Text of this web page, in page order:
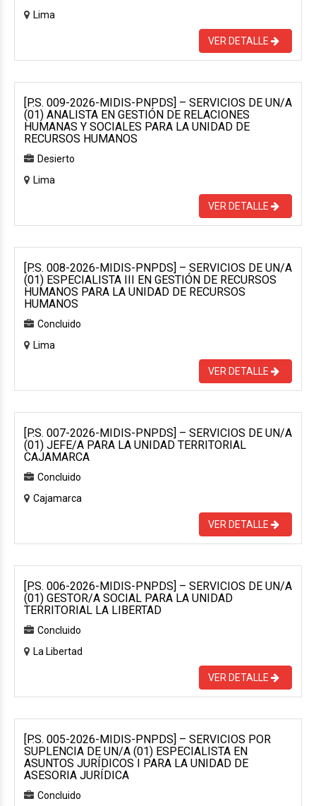
Lima
VER DETALLE
[P.S. 009-2026-MIDIS-PNPDS] – SERVICIOS DE UN/A
(01) ANALISTA EN GESTIÓN DE RELACIONES
HUMANAS Y SOCIALES PARA LA UNIDAD DE
RECURSOS HUMANOS
Desierto
Lima
VER DETALLE
[P.S. 008-2026-MIDIS-PNPDS] – SERVICIOS DE UN/A
(01) ESPECIALISTA III EN GESTIÓN DE RECURSOS
HUMANOS PARA LA UNIDAD DE RECURSOS
HUMANOS
Concluido
Lima
VER DETALLE
[P.S. 007-2026-MIDIS-PNPDS] – SERVICIOS DE UN/A
(01) JEFE/A PARA LA UNIDAD TERRITORIAL
CAJAMARCA
Concluido
Cajamarca
VER DETALLE
[P.S. 006-2026-MIDIS-PNPDS] – SERVICIOS DE UN/A
(01) GESTOR/A SOCIAL PARA LA UNIDAD
TERRITORIAL LA LIBERTAD
Concluido
La Libertad
VER DETALLE
[P.S. 005-2026-MIDIS-PNPDS] – SERVICIOS POR
SUPLENCIA DE UN/A (01) ESPECIALISTA EN
ASUNTOS JURÍDICOS I PARA LA UNIDAD DE
ASESORIA JURÍDICA
Concluido